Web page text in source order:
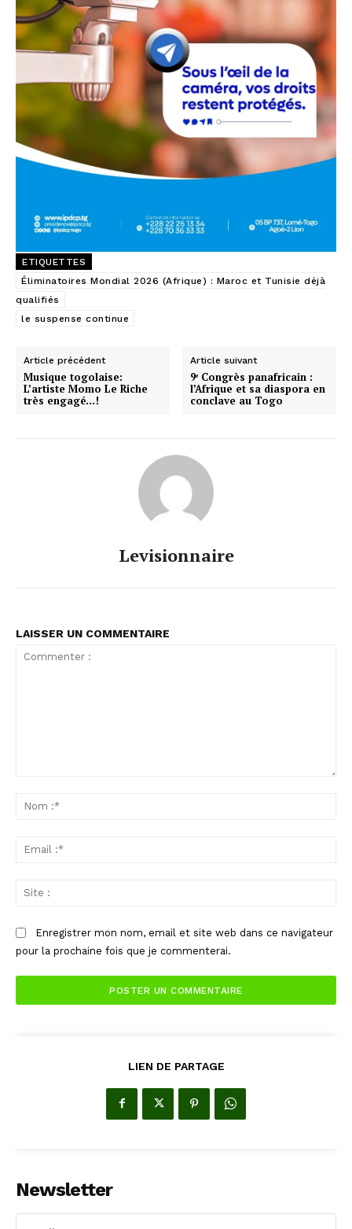
ETIQUETTES
Éliminatoires Mondial 2026 (Afrique) : Maroc et Tunisie déjà
qualifiés
le suspense continue
Article précédent
Musique togolaise:
L’artiste Momo Le Riche
très engagé…!
Article suivant
9ᵉ Congrès panafricain :
l’Afrique et sa diaspora en
conclave au Togo
Levisionnaire
LAISSER UN COMMENTAIRE
Enregistrer mon nom, email et site web dans ce navigateur
pour la prochaine fois que je commenterai.
LIEN DE PARTAGE
Newsletter